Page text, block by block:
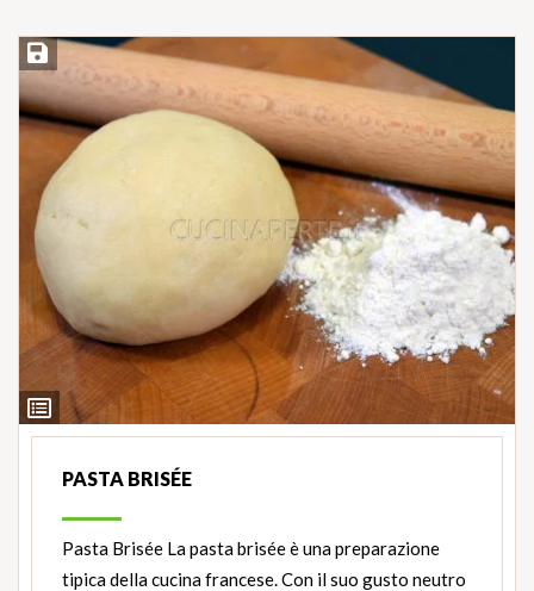
Ingredienti
Salva ricetta
PASTA BRISÉE
Pasta Brisée La pasta brisée è una preparazione
tipica della cucina francese. Con il suo gusto neutro